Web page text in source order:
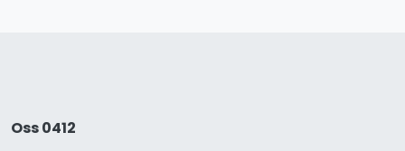
Oss 0412